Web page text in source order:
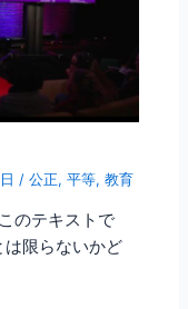
/公正,平等,教育
のテキストで
は限らないかど